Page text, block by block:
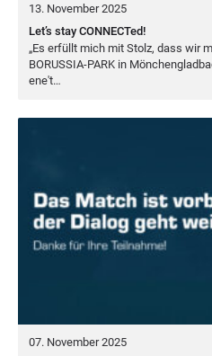
13. November 2025
Let’s stay CONNECTed!
„Es erfüllt mich mit Stolz, dass wir
BORUS­SIA-PARK in
ene't…
07. November 2025